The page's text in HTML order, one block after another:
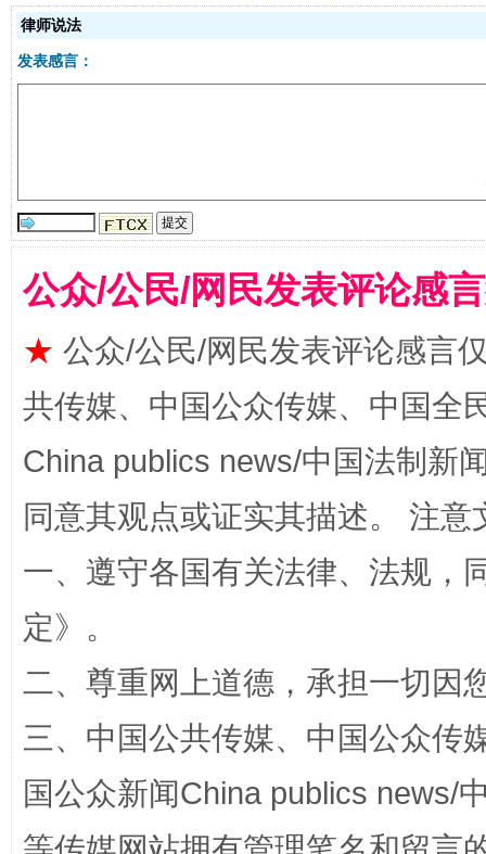
阿坝州三大球赛在茂县开幕 规模
国家大学科技园优化重塑工作
扯下公款旅游的“隐身衣” 如何以
律师说法
发表感言：
公众/公民/网民发表评论感
★ 公众/公民/网民发表评论感言
共传媒、中国公众传媒、中国全
China publics news/中国法制新
同意其观点或证实其描述。 注
一、遵守各国有关法律、法规，
定》。
二、尊重网上道德，承担一切因
三、中国公共传媒、中国公众传
国公众新闻China publics news/